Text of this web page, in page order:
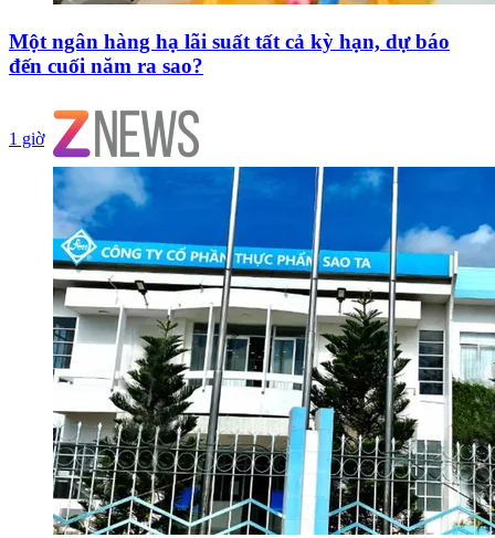
Một ngân hàng hạ lãi suất tất cả kỳ hạn, dự báo
đến cuối năm ra sao?
1 giờ